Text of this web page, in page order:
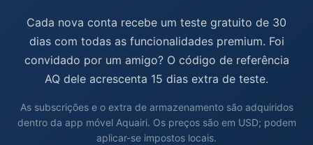
Cada nova conta recebe um teste gratuito de 30
dias com todas as funcionalidades premium. Foi
convidado por um amigo? O código de referência
AQ dele acrescenta 15 dias extra de teste.
As subscrições e o extra de armazenamento são adquiridos
dentro da app móvel Aquairi. Os preços são em USD; podem
aplicar-se impostos locais.